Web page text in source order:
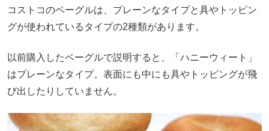
コストコのベーグルは、プレーンなタイプと具やトッピン
グが使われているタイプの2種類があります。
以前購入したベーグルで説明すると、「ハニーウィート」
はプレーンなタイプ。表面にも中にも具やトッピングが飛
び出したりしていません。